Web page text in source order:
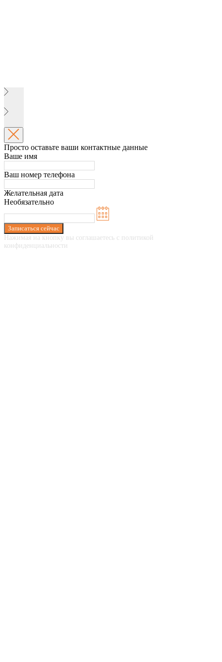
Просто оставьте ваши контактные данные
Ваше имя
Ваш номер телефона
Желательная дата
Необязательно
Записаться сейчас
Нажимая на кнопку вы соглашаетесь с политикой
конфиденциальности